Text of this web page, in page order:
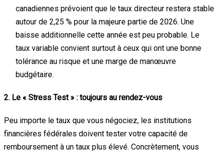
canadiennes prévoient que le taux directeur restera stable
autour de 2,25 % pour la majeure partie de 2026. Une
baisse additionnelle cette année est peu probable. Le
taux variable convient surtout à ceux qui ont une bonne
tolérance au risque et une marge de manœuvre
budgétaire.
2. Le « Stress Test » : toujours au rendez-vous
Peu importe le taux que vous négociez, les institutions
financières fédérales doivent tester votre capacité de
remboursement à un taux plus élevé. Concrètement, vous